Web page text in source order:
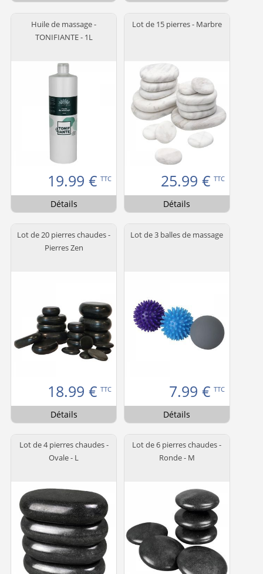
Huile de massage -
TONIFIANTE - 1L
19.99 € TTC
Détails
Lot de 15 pierres - Marbre
25.99 € TTC
Détails
Lot de 20 pierres chaudes -
Pierres Zen
18.99 € TTC
Détails
Lot de 3 balles de massage
7.99 € TTC
Détails
Lot de 4 pierres chaudes -
Ovale - L
Lot de 6 pierres chaudes -
Ronde - M